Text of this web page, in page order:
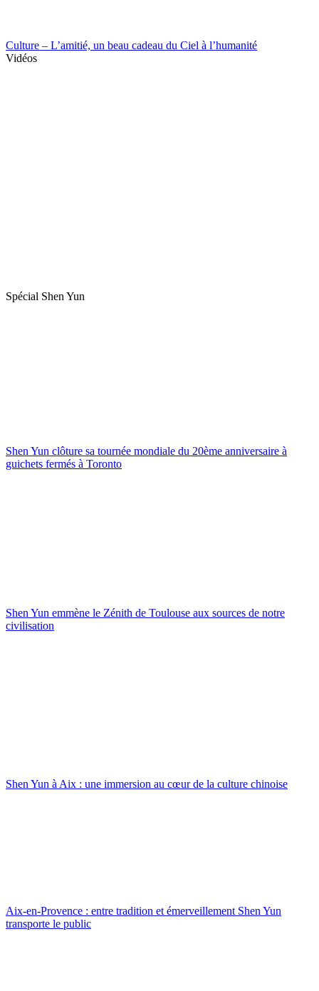
Culture – L’amitié, un beau cadeau du Ciel à l’humanité
Vidéos
Spécial Shen Yun
Shen Yun clôture sa tournée mondiale du 20ème anniversaire à
guichets fermés à Toronto
Shen Yun emmène le Zénith de Toulouse aux sources de notre
civilisation
Shen Yun à Aix : une immersion au cœur de la culture chinoise
Aix-en-Provence : entre tradition et émerveillement Shen Yun
transporte le public